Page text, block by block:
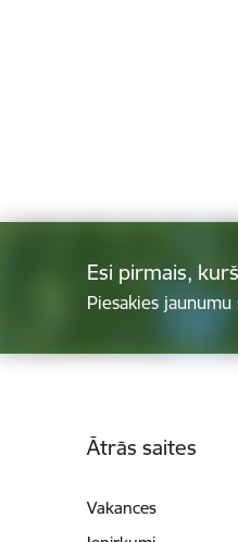
Esi pirmais,
Piesakies jaunumu
Ātrās saites
Vakances